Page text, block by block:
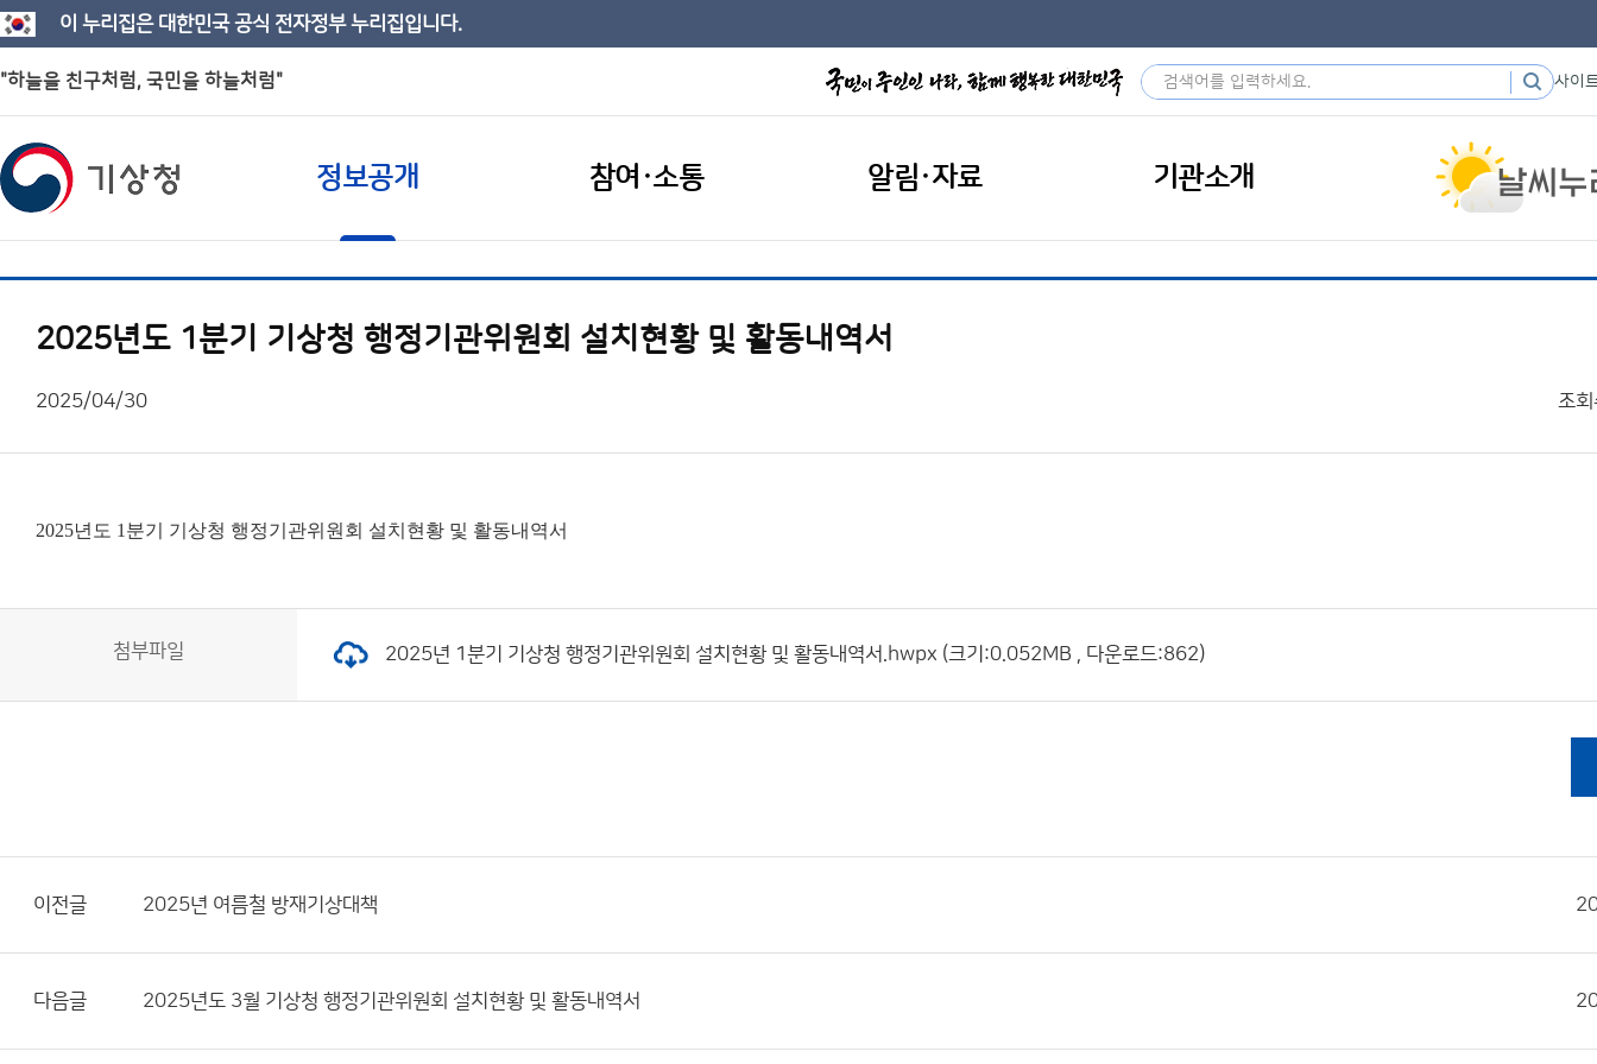
이 누리집은 대한민국 공식 전자정부 누리집입니다.
"하늘을 친구처럼, 국민을 하늘처럼" 사이
정보공개 참여·소통 알림·자료 기관소개
2025년도 1분기 기상청 행정기관위원회 설치현황 및 활동내역서
2025/04/30 조회
2025년도 1분기 기상청 행정기관위원회 설치현황 및 활동내역서
첨부파일 2025년 1분기 기상청 행정기관위원회 설치현황 및 활동내역서.hwpx (크기:0.052MB , 다운로드:862)
이전글 2025년 여름철 방재기상대책
다음글 2025년도 3월 기상청 행정기관위원회 설치현황 및 활동내역서